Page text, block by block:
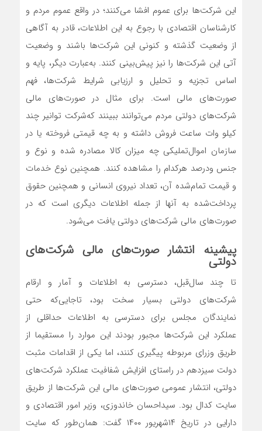
این شرکت‌ها برای عموم افشا می‌کنند؛ در واقع عموم مردم و
کارشناسان اقتصادی با رجوع به این اطلاعات، قادر به آگاهی
از وضعیت گذشته و کنونی این شرکت‌ها باشند و وضعیت
آتی این شرکت‌ها را نیز پیش‌بینی کنند. به‌عبارت دیگر، پایه و
اساس تجزیه و تحلیل و ارزیابی شرایط شرکت‌ها، فهم
صورت‌های مالی است. برای مثال در صورت‌های مالی
شرکت‌های دولتی مردم می‌توانند ببینند که‌شرکت توانیر چند
کیلو وات ساعت فروش داشته‌‌‌‌‌ و به چه قیمتی فروخته‌‌‌‌‌ یا در
سازمان اموال‌تملیکی چه میزان کالا مصادره شده و نوع و
جنس و‌درصد هر‌کدام را مشاهده کنند. همچنین نوع خدمات
و قیمت تمام‌شده آن، تعداد نیروی انسانی و همچنین حقوق
پرداخت‌شده به آنها از جمله اطلاعات دیگری است که در
صورت‌های‌‌‌‌‌ مالی شرکت‌های دولتی یافت می‌شود.
پیشینه انتشار صورت‌های مالی شرکت‌های
دولتی
تا چند سال‌قبل، دسترسی به اطلاعات و آمار و ارقام
شرکت‌های دولتی بسیار سخت بود، تاجایی‌که حتی
نمایندگان مجلس برای دسترسی به اطلاعات حداقلی از
عملکرد این شرکت‌ها مجبور بودند این موارد را مستقیما از
طریق وزرای مربوطه پیگیری کنند، اما یکی از اقدامات مثبت
دولت سیزدهم در راستای افزایش شفافیت عملکرد شرکت‌های
دولتی، انتشار عمومی صورت‌های مالی این شرکت‌ها از طریق
سایت کدال بود. سید‌احسان خاندوزی، وزیر امور اقتصادی و
دارایی در تاریخ ۱۴شهریور ۱۴۰۰ گفت: همان‌طور که سایت